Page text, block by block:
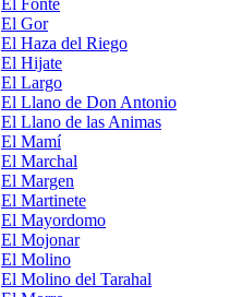
El Gor
El Haza del Riego
El Hijate
El Largo
El Llano de Don Antonio
El Llano de las Animas
El Mamí
El Marchal
El Margen
El Martinete
El Mayordomo
El Mojonar
El Molino
El Molino del Tarahal